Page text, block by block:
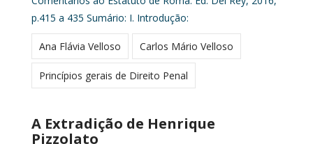
p.415 a 435 Sumário: I. Introdução:
Ana Flávia Velloso Carlos Mário Velloso
Princípios gerais de Direito Penal
A Extradição de Henrique
Pizzolato